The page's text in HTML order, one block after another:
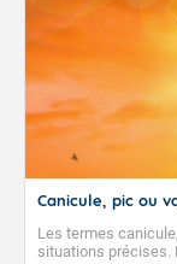
Canicule, pic ou
Les termes
situations précises.